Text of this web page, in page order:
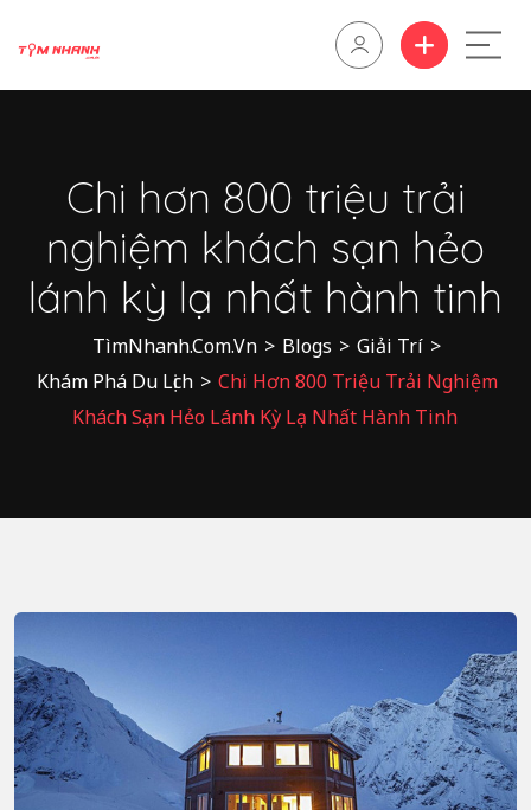
Chi hơn 800 triệu trải
nghiệm khách sạn hẻo
lánh kỳ lạ nhất hành tinh
TìmNhanh.Com.Vn > Blogs > Giải Trí >
Khám Phá Du Lịch > Chi Hơn 800 Triệu Trải Nghiệm
Khách Sạn Hẻo Lánh Kỳ Lạ Nhất Hành Tinh